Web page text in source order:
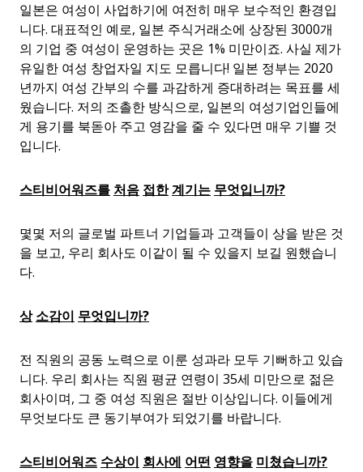
일본은 여성이 사업하기에 여전히 매우 보수적인 환경입
니다. 대표적인 예로, 일본 주식거래소에 상장된 3000개
의 기업 중 여성이 운영하는 곳은 1% 미만이죠. 사실 제가
유일한 여성 창업자일 지도 모릅니다! 일본 정부는 2020
년까지 여성 간부의 수를 과감하게 증대하려는 목표를 세
웠습니다. 저의 조촐한 방식으로, 일본의 여성기업인들에
게 용기를 북돋아 주고 영감을 줄 수 있다면 매우 기쁠 것
입니다.
스티비어워즈를 처음 접한계기는 무엇입니까?
몇몇 저의 글로벌 파트너 기업들과 고객들이 상을 받은 것
을 보고, 우리 회사도 이같이 될 수 있을지 보길 원했습니
다.
상 소감이 무엇입니까?
전 직원의 공동 노력으로 이룬 성과라 모두 기뻐하고 있습
니다. 우리 회사는 직원 평균 연령이 35세 미만으로 젊은
회사이며, 그 중 여성 직원은 절반 이상입니다. 이들에게
무엇보다도 큰 동기부여가 되었기를 바랍니다.
스티비어워즈 수상이 회사에 어떤 영향을 미쳤습니까?